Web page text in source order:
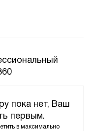
пока нет, Ваш
первым.
в максимально